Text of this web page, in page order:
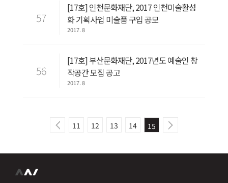
57
[17호] 인천문화재단, 2017 인천미술활성
화 기획사업 미술품 구입 공모
2017. 8
56
[17호] 부산문화재단, 2017년도 예술인 창
작공간 모집 공고
2017. 8
11 12 13 14 15